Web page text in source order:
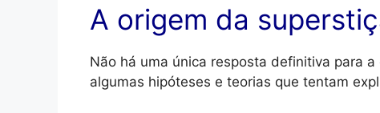
A origem da
Não há uma única resposta definitiva para
algumas hipóteses e teorias que tentam